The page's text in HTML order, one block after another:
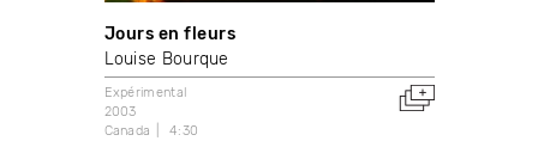
Jours en fleurs
Louise Bourque
Expérimental
2003
Canada
4:30